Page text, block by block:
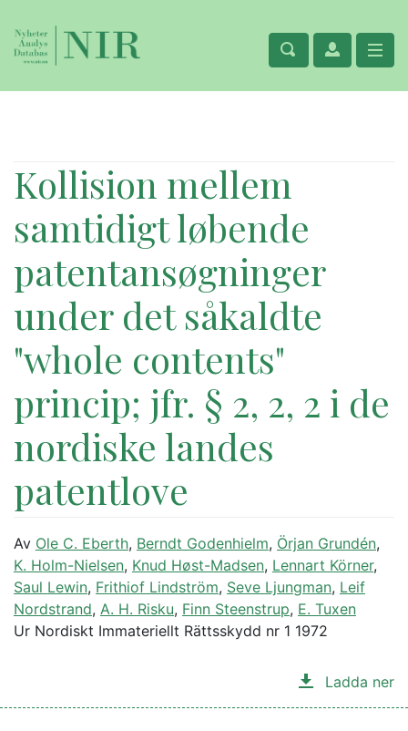
Kollision mellem
samtidigt løbende
patentansøgninger
under det såkaldte
"whole contents"
princip; jfr. § 2, 2, 2 i de
nordiske landes
patentlove
Av Ole C. Eberth, Berndt Godenhielm, Örjan Grundén,
K. Holm-Nielsen, Knud Høst-Madsen, Lennart Körner,
Saul Lewin, Frithiof Lindström, Seve Ljungman, Leif
Nordstrand, A. H. Risku, Finn Steenstrup, E. Tuxen
Ur Nordiskt Immateriellt Rättsskydd nr 1 1972
Ladda ner